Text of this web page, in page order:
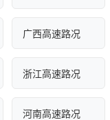
广西高速路况
浙江高速路况
河南高速路况